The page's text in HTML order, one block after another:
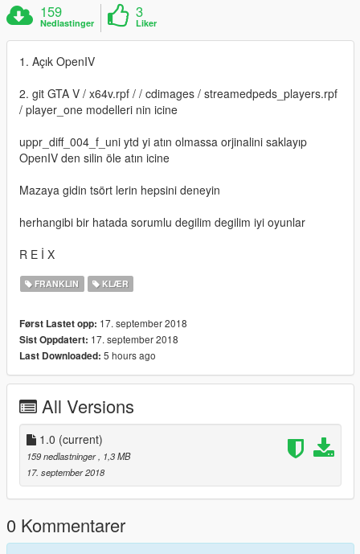
159
Nedlastinger
3
Liker
1. Açık OpenIV
2. git GTA V / x64v.rpf / / cdimages / streamedpeds_players.rpf
/ player_one modelleri nin icine
uppr_diff_004_f_uni ytd yi atın olmassa orjinalini saklayıp
OpenIV den silin öle atın icine
Mazaya gidin tsört lerin hepsini deneyin
herhangibi bir hatada sorumlu degilim degilim iyi oyunlar
R E İ X
FRANKLIN KLÆR
Først Lastet opp: 17. september 2018
Sist Oppdatert: 17. september 2018
Last Downloaded: 5 hours ago
All Versions
1.0 (current)
159 nedlastninger
, 1,3 MB
17. september 2018
0 Kommentarer